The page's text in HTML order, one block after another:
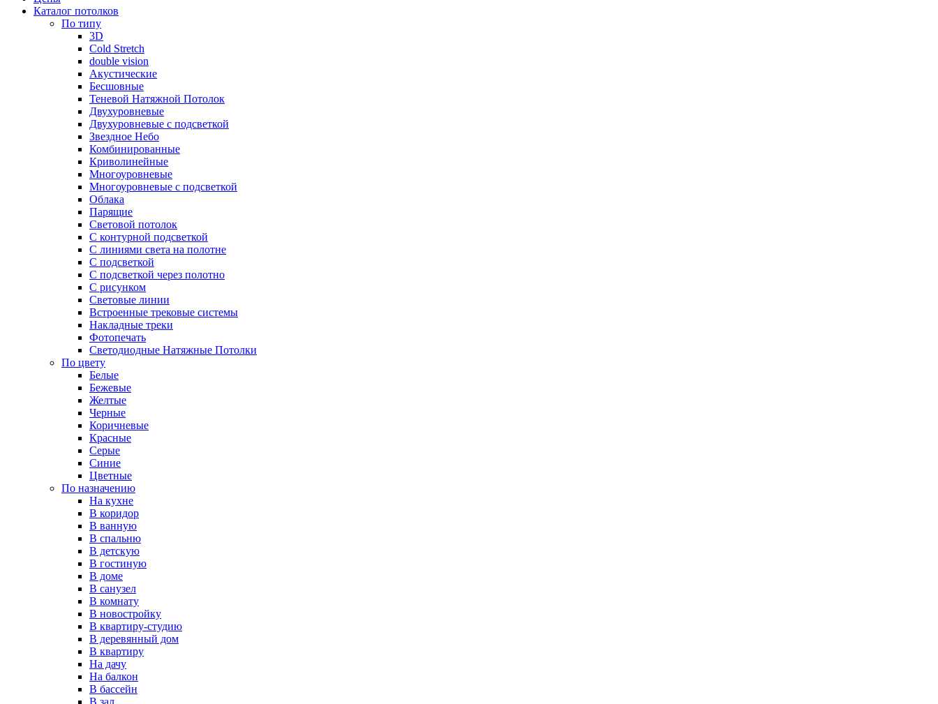
Каталог потолков
По типу
3D
Cold Stretch
double vision
Акустические
Бесшовные
Теневой Натяжной Потолок
Двухуровневые
Двухуровневые с подсветкой
Звездное Небо
Комбинированные
Криволинейные
Многоуровневые
Многоуровневые с подсветкой
Облака
Парящие
Световой потолок
С контурной подсветкой
С линиями света на полотне
С подсветкой
С подсветкой через полотно
С рисунком
Световые линии
Встроенные трековые системы
Накладные треки
Фотопечать
Светодиодные Натяжные Потолки
По цвету
Белые
Бежевые
Желтые
Черные
Коричневые
Красные
Серые
Синие
Цветные
По назначению
На кухне
В коридор
В ванную
В спальню
В детскую
В гостиную
В доме
В санузел
В комнату
В новостройку
В квартиру-студию
В деревянный дом
В квартиру
На дачу
На балкон
В бассейн
В зал